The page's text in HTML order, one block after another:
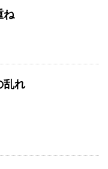
ね
乱れ